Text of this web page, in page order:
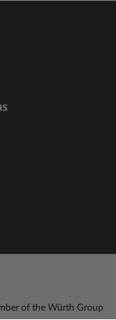
of the Würth Group